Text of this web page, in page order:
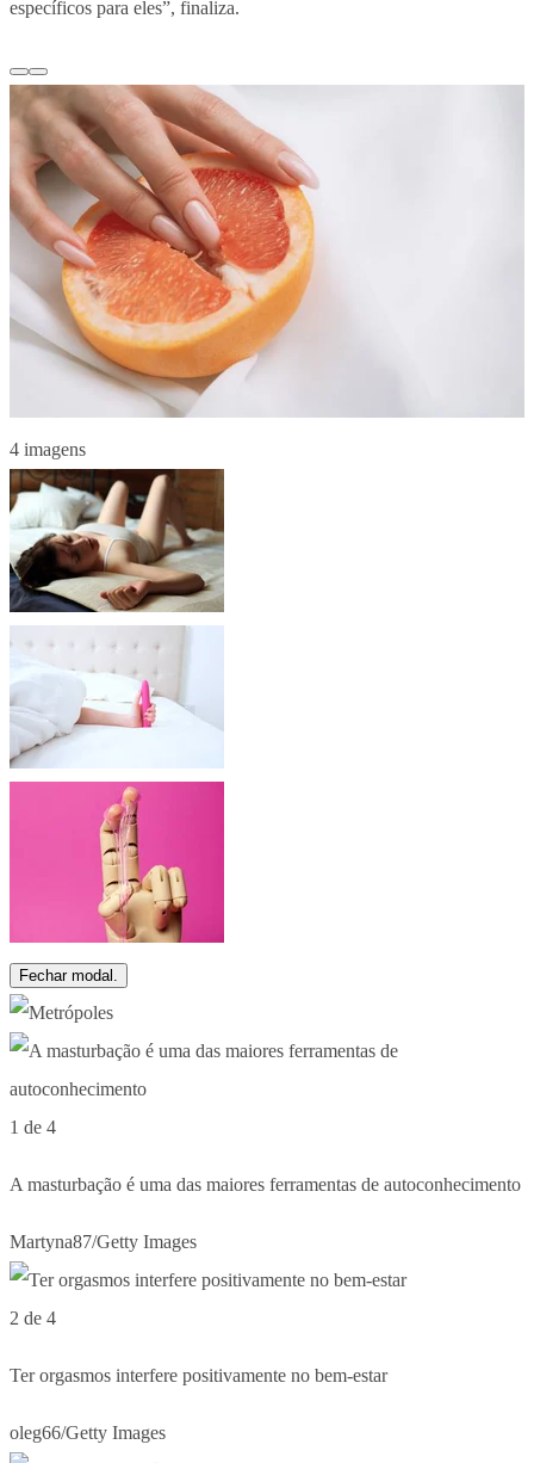
específicos para eles”, finaliza.
4 imagens
Fechar modal.
1 de 4
A masturbação é uma das maiores ferramentas de autoconhecimento
Martyna87/Getty Images
2 de 4
Ter orgasmos interfere positivamente no bem-estar
oleg66/Getty Images